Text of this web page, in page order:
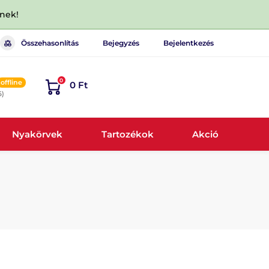
Összehasonlítás Bejegyzés Bejelentkezés
offline
0 0 Ft
Nyakörvek Tartozékok Akció